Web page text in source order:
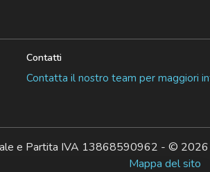
Contatti
Contatta il nostro team per maggiori
e Partita IVA 13868590962 - © 2026
Mappa del sito